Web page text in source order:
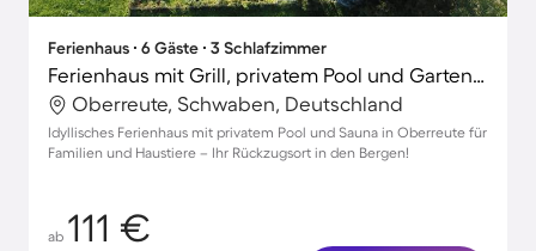
Ferienhaus ∙ 6 Gäste ∙ 3 Schlafzimmer
Ferienhaus mit Grill, privatem Pool und Garten | Bergblick
Oberreute, Schwaben, Deutschland
Idyllisches Ferienhaus mit privatem Pool und Sauna in Oberreute für
Familien und Haustiere – Ihr Rückzugsort in den Bergen!
ab 111 €